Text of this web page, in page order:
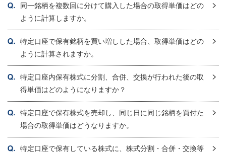
同一銘柄を複数回に分けて購入した場合の取得単価はどの
ように計算しますか。
特定口座で保有銘柄を買い増しした場合、取得単価はどの
ように計算されますか。
特定口座内保有株式に分割、合併、交換が行われた後の取
得単価はどのようになりますか？
特定口座で保有株式を売却し、同じ日に同じ銘柄を買付た
場合の取得単価はどうなりますか。
特定口座で保有している株式に、株式分割・合併・交換等